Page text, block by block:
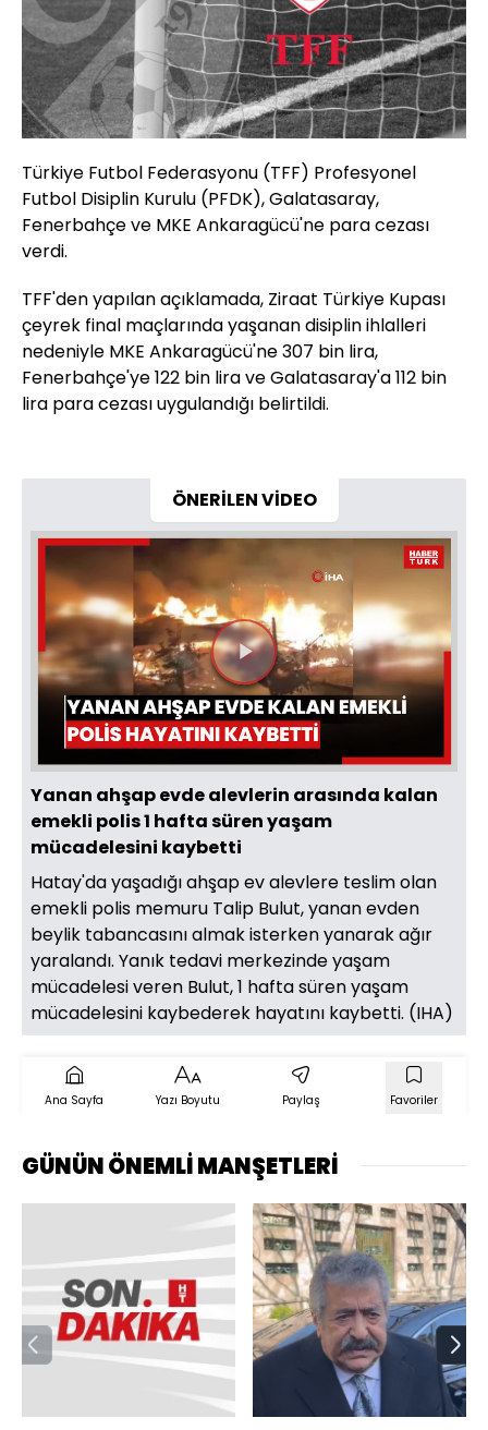
Türkiye Futbol Federasyonu (TFF) Profesyonel
Futbol Disiplin Kurulu (PFDK), Galatasaray,
Fenerbahçe ve MKE Ankaragücü'ne para cezası
verdi.
TFF'den yapılan açıklamada, Ziraat Türkiye Kupası
çeyrek final maçlarında yaşanan disiplin ihlalleri
nedeniyle MKE Ankaragücü'ne 307 bin lira,
Fenerbahçe'ye 122 bin lira ve Galatasaray'a 112 bin
lira para cezası uygulandığı belirtildi.
ÖNERİLEN VİDEO
Videoyu
Oynat
Yanan ahşap evde alevlerin arasında kalan
emekli polis 1 hafta süren yaşam
mücadelesini kaybetti
Hatay'da yaşadığı ahşap ev alevlere teslim olan
emekli polis memuru Talip Bulut, yanan evden
beylik tabancasını almak isterken yanarak ağır
yaralandı. Yanık tedavi merkezinde yaşam
mücadelesi veren Bulut, 1 hafta süren yaşam
mücadelesini kaybederek hayatını kaybetti. (IHA)
Ana Sayfa Yazı Boyutu Paylaş Favoriler
GÜNÜN ÖNEMLİ MANŞETLERİ